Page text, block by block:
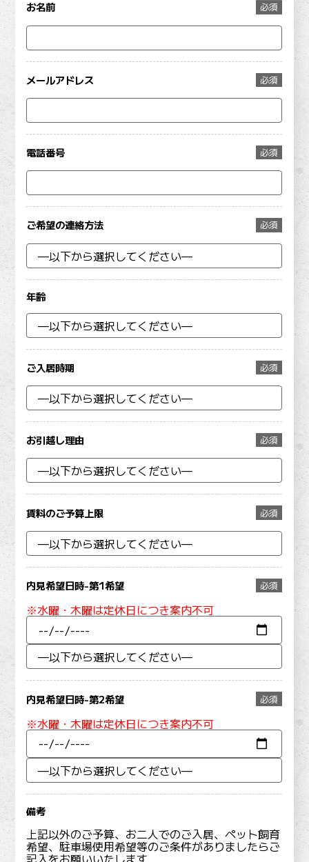
お名前 必須
メールアドレス 必須
電話番号 必須
ご希望の連絡方法 必須
年齢
ご入居時期 必須
お引越し理由 必須
賃料のご予算上限 必須
内見希望日時-第1希望 必須
※水曜・木曜は定休日につき案内不可
内見希望日時-第2希望 必須
※水曜・木曜は定休日につき案内不可
備考
上記以外のご予算、お二人でのご入居、ペット飼育
希望、駐車場使用希望等のご条件がありましたらご
記入をお願いいたします